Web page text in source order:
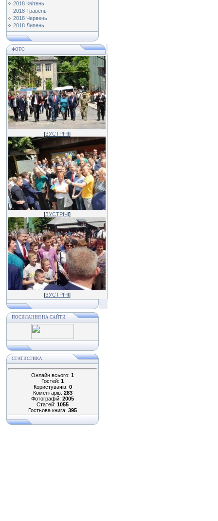
2018 Квітень
2018 Травень
2018 Червень
2018 Липень
ФОТО
[ЗУСТРІЧІ]
[ЗУСТРІЧІ]
[ЗУСТРІЧІ]
ПОСИЛАННЯ НА САЙТИ
СТАТИСТИКА
Онлайн всього: 1
Гостей: 1
Користувачів: 0
Коментарів: 283
Фотографій: 2005
Статей: 1055
Гостьова книга: 395